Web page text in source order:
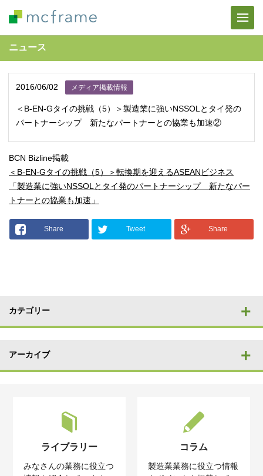
ニュース
2016/06/02 メディア掲載情報
＜B-EN-Gタイの挑戦（5）＞製造業に強いNSSOLとタイ発の
パートナーシップ 新たなパートナーとの協業も加速②
BCN Bizline掲載
＜B-EN-Gタイの挑戦（5）＞転換期を迎えるASEANビジネス
「製造業に強いNSSOLとタイ発のパートナーシップ 新たなパー
トナーとの協業も加速」
Share Tweet Share
カテゴリー
アーカイブ
ライブラリー
みなさんの業務に役立つ
コラム
製造業業務に役立つ情報